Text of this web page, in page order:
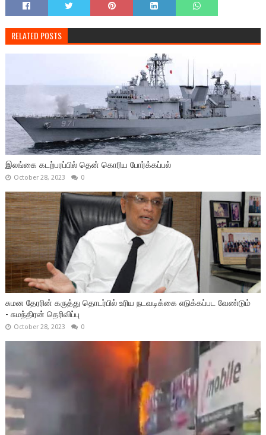
RELATED POSTS
இலங்கை கடற்பரப்பில் தென் கொரிய போர்க்கப்பல்
October 28, 2023 0
சுமன தேரரின் கருத்து தொடர்பில் உரிய நடவடிக்கை எடுக்கப்பட வேண்டும்
- சுமந்திரன் தெரிவிப்பு
October 28, 2023 0